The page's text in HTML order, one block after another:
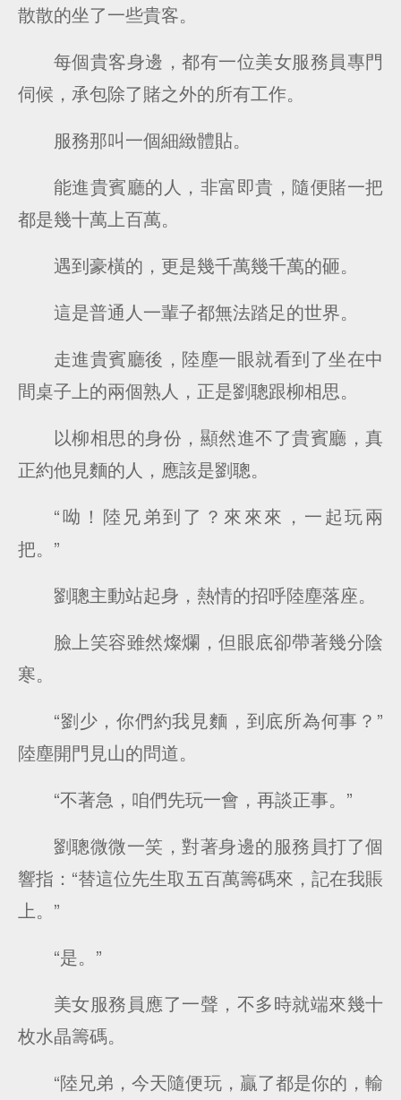
散散的坐了一些貴客。
每個貴客身邊，都有一位美女服務員專門
伺候，承包除了賭之外的所有工作。
服務那叫一個細緻體貼。
能進貴賓廳的人，非富即貴，隨便賭一把
都是幾十萬上百萬。
遇到豪橫的，更是幾千萬幾千萬的砸。
這是普通人一輩子都無法踏足的世界。
走進貴賓廳後，陸塵一眼就看到了坐在中
間桌子上的兩個熟人，正是劉聰跟柳相思。
以柳相思的身份，顯然進不了貴賓廳，真
正約他見麵的人，應該是劉聰。
“呦！陸兄弟到了？來來來，一起玩兩
把。”
劉聰主動站起身，熱情的招呼陸塵落座。
臉上笑容雖然燦爛，但眼底卻帶著幾分陰
寒。
“劉少，你們約我見麵，到底所為何事？”
陸塵開門見山的問道。
“不著急，咱們先玩一會，再談正事。”
劉聰微微一笑，對著身邊的服務員打了個
響指：“替這位先生取五百萬籌碼來，記在我賬
上。”
“是。”
美女服務員應了一聲，不多時就端來幾十
枚水晶籌碼。
“陸兄弟，今天隨便玩，贏了都是你的，輸